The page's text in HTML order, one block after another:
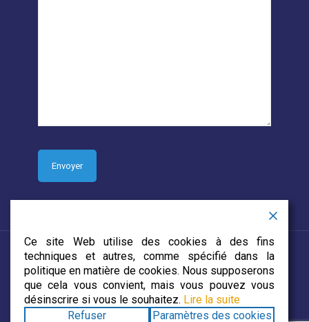
© 2019 CJECDN. Tous droits réservés. Site web conçu par
DevCorp Media
Ce site Web utilise des cookies à des fins
techniques et autres, comme spécifié dans la
politique en matière de cookies. Nous supposerons
que cela vous convient, mais vous pouvez vous
désinscrire si vous le souhaitez. Lire la suite
Refuser
Paramètres des cookies